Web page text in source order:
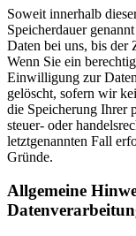
Soweit innerhalb
Speicherdauer
Daten bei uns, bis der
Wenn Sie ein
Einwilligung zur
gelöscht, sofern wir
die Speicherung Ihrer
steuer- oder
letztgenannten Fall
Gründe.
Allgemeine